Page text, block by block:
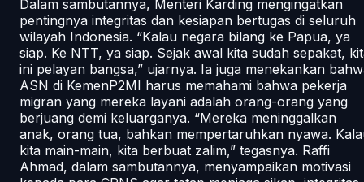
Dalam sambutannya, Menteri Karding mengingatkan
pentingnya integritas dan kesiapan bertugas di seluruh
wilayah Indonesia. “Kalau negara bilang ke Papua, ya
siap. Ke NTT, ya siap. Sejak awal kita sudah sepakat,
ini pelayan bangsa,” ujarnya. Ia juga menekankan
ASN di KemenP2MI harus memahami bahwa pekerja
migran yang mereka layani adalah orang-orang yang
berjuang demi keluarganya. “Mereka meninggalkan
anak, orang tua, bahkan mempertaruhkan nyawa.
kita main-main, kita berbuat zalim,” tegasnya. Raffi
Ahmad, dalam sambutannya, menyampaikan motivasi